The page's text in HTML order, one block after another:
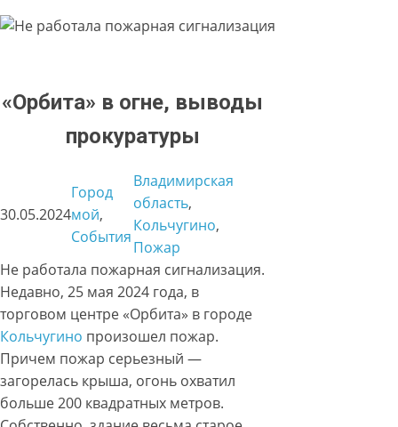
«Орбита» в огне, выводы
прокуратуры
30.05.2024
Город
мой
События
Владимирская
область
Кольчугино
Пожар
Не работала пожарная сигнализация.
Недавно, 25 мая 2024 года, в
торговом центре «Орбита» в городе
Кольчугино произошел пожар.
Причем пожар серьезный —
загорелась крыша, огонь охватил
больше 200 квадратных метров.